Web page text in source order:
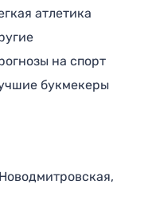
атлетика
на спорт
букмекеры